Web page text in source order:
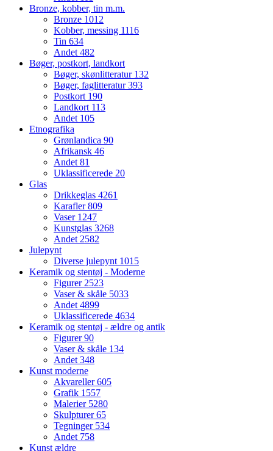
Bronze, kobber, tin m.m.
Bronze 1012
Kobber, messing 1116
Tin 634
Andet482
Bøger, postkort, landkort
Bøger, skønlitteratur 132
Bøger, faglitteratur393
Postkort 190
Landkort 113
Andet 105
Etnografika
Grønlandica 90
Afrikansk 46
Andet81
Uklassificerede 20
Glas
Drikkeglas 4261
Karafler809
Vaser 1247
Kunstglas 3268
Andet2582
Julepynt
Diverse julepynt 1015
Keramik og stentøj - Moderne
Figurer2523
Vaser & skåle 5033
Andet4899
Uklassificerede 4634
Keramik og stentøj - ældre og antik
Figurer90
Vaser & skåle 134
Andet348
Kunst moderne
Akvareller605
Grafik 1557
Malerier 5280
Skulpturer65
Tegninger 534
Andet 758
Kunst ældre